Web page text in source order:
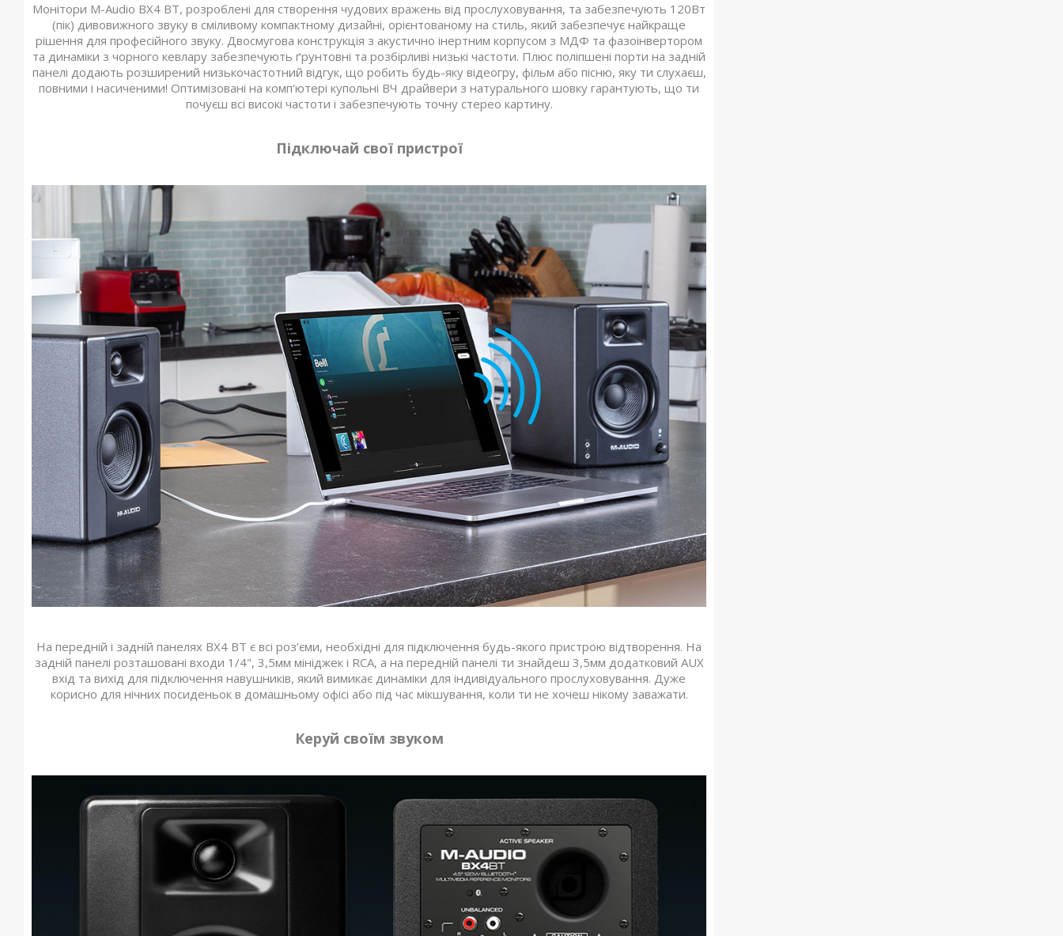
Монітори M-Audio BX4 BT, розроблені для створення чудових вражень від прослуховування, та забезпечують 120Вт
(пік) дивовижного звуку в сміливому компактному дизайні, орієнтованому на стиль, який забезпечує найкраще
рішення для професійного звуку. Двосмугова конструкція з акустично інертним корпусом з МДФ та фазоінвертором
та динаміки з чорного кевлару забезпечують ґрунтовні та розбірливі низькі частоти. Плюс поліпшені порти на задній
панелі додають розширений низькочастотний відгук, що робить будь-яку відеогру, фільм або пісню, яку ти слухаєш,
повними і насиченими! Оптимізовані на комп'ютері купольні ВЧ драйвери з натурального шовку гарантують, що ти
почуєш всі високі частоти і забезпечують точну стерео картину.
Підключай свої пристрої
На передній і задній панелях BX4 BT є всі роз’єми, необхідні для підключення будь-якого пристрою відтворення. На
задній панелі розташовані входи 1/4", 3,5мм мініджек і RCA, а на передній панелі ти знайдеш 3,5мм додатковий AUX
вхід та вихід для підключення навушників, який вимикає динаміки для індивідуального прослуховування. Дуже
корисно для нічних посиденьок в домашньому офісі або під час мікшування, коли ти не хочеш нікому заважати.
Керуй своїм звуком